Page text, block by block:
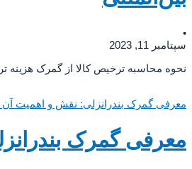
•
سپتامبر 11, 2023
نحوه محاسبه ترخیص کالا از گمرک هزینه
معرفی گمرک بندرانزلی: نقش و اهمیت آن
معرفی گمرک